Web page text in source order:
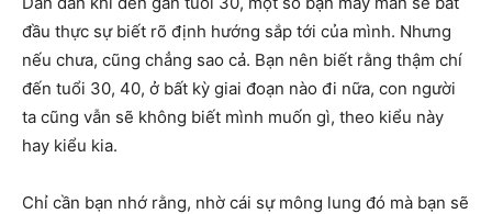
đầu thực sự biết rõ định hướng sắp tới của mình. Nhưng
nếu chưa, cũng chẳng sao cả. Bạn nên biết rằng thậm chí
đến tuổi 30, 40, ở bất kỳ giai đoạn nào đi nữa, con người
ta cũng vẫn sẽ không biết mình muốn gì, theo kiểu này
hay kiểu kia.
Chỉ cần bạn nhớ rằng, nhờ cái sự mông lung đó mà bạn sẽ